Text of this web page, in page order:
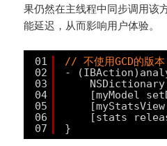
果仍然在主线程中同步调用该
能延迟，从而影响用户体验。
01
02
03
04
05
06
07
// 不使用GCD的版本
-
[myModel
[stats
}